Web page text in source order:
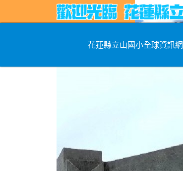
花蓮縣立山國小全球資訊網